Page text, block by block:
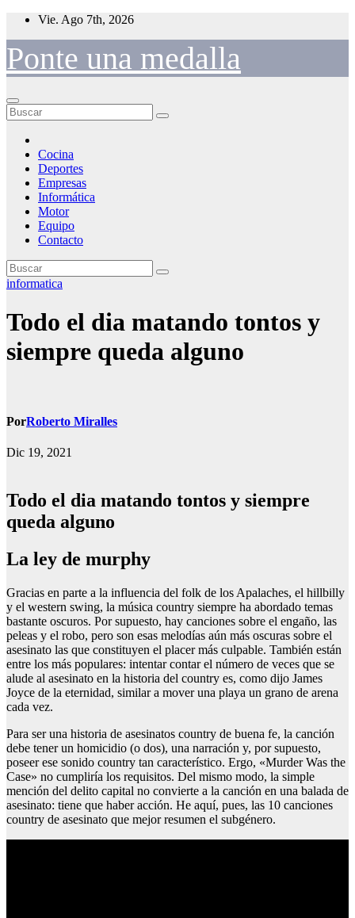
Saltar
contenido
Vie. Ago 7th, 2026
Ponte una medalla
Cocina
Deportes
Empresas
Informática
Motor
Equipo
Contacto
informatica
Todo el dia matando tontos y
siempre queda alguno
PorRoberto Miralles
Dic 19, 2021
Todo el dia matando tontos y siempre
queda alguno
La ley de murphy
Gracias en parte a la influencia del folk de los Apalaches, el hillbilly
y el western swing, la música country siempre ha abordado temas
bastante oscuros. Por supuesto, hay canciones sobre el engaño, las
peleas y el robo, pero son esas melodías aún más oscuras sobre el
asesinato las que constituyen el placer más culpable. También están
entre los más populares: intentar contar el número de veces que se
alude al asesinato en la historia del country es, como dijo James
Joyce de la eternidad, similar a mover una playa un grano de arena
cada vez.
Para ser una historia de asesinatos country de buena fe, la canción
debe tener un homicidio (o dos), una narración y, por supuesto,
poseer ese sonido country tan característico. Ergo, «Murder Was the
Case» no cumpliría los requisitos. Del mismo modo, la simple
mención del delito capital no convierte a la canción en una balada de
asesinato: tiene que haber acción. He aquí, pues, las 10 canciones
country de asesinato que mejor resumen el subgénero.